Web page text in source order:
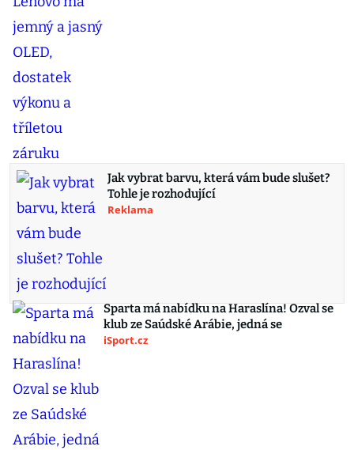
Jak vybrat barvu, která vám bude slušet?
Tohle je rozhodující
Reklama
Sparta má nabídku na Haraslína! Ozval se
klub ze Saúdské Arábie, jedná se
iSport.cz